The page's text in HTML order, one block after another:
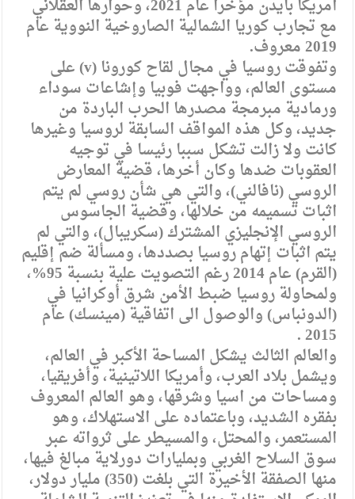
أمريكا بايدن مؤخرا عام 2021، وحوارها العقلاني
مع تجارب كوريا الشمالية الصاروخية النووية عام
2019 معروف.
وتفوقت روسيا في مجال لقاح كورونا (v) على
مستوى العالم، وواجهت فوبيا وإشاعات سوداء
ورمادية مبرمجة مصدرها الحرب الباردة من
جديد، وكل هذه المواقف السابقة لروسيا وغيرها
كانت ولا زالت تشكل سببا رئيسا في توجيه
العقوبات ضدها وكان أخرها، قضية المعارض
الروسي (نافالني)، والتي هي شأن روسي لم يتم
اثبات تسميمه من خلالها، وقضية الجاسوس
الروسي الإنجليزي المشترك (سكريبال)، والتي لم
يتم اثبات إتهام روسيا بصددها، ومسألة ضم إقليم
(القرم) عام 2014 رغم التصويت علية بنسبة 95%،
ولمحاولة روسيا ضبط الأمن شرق أوكرانيا في
(الدونباس) والوصول الى اتفاقية (مينسك) عام
2015 .
والعالم الثالث يشكل المساحة الأكبر في العالم،
ويشمل بلاد العرب، وأمريكا اللاتينية، وأفريقيا،
ومساحات من اسيا وشرقها، وهو العالم المعروف
بفقره الشديد، وباعتماده على الاستهلاك، وهو
المستعمر، والمحتل، والمسيطر على ثرواته عبر
سوق السلاح الغربي وبمليارات دورلاية مبالغ فيها،
منها الصفقة الأخيرة التي بلغت (350) مليار دولار،